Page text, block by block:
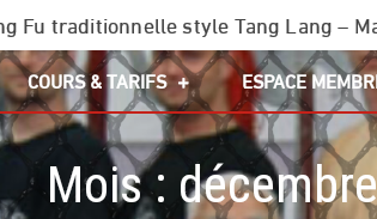
Fu traditionnelle style Tang Lang –
COURS & TARIFS ESPACE
Mois :